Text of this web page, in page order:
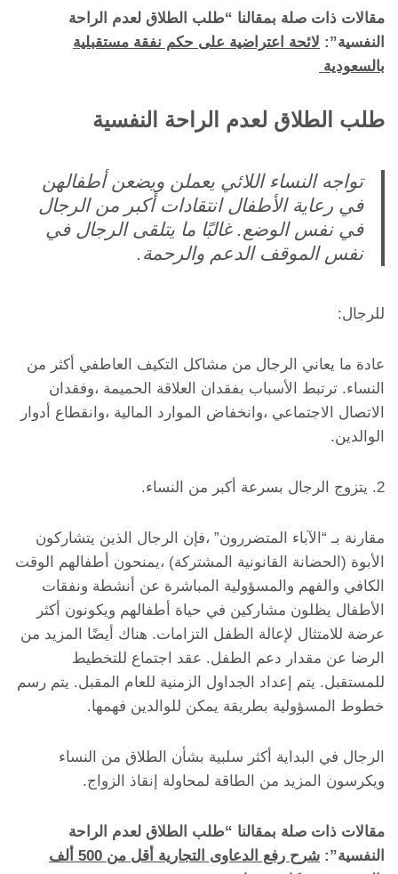
مقالات ذات صلة بمقالنا “طلب الطلاق لعدم الراحة
النفسية”: لائحة اعتراضية على حكم نفقة مستقبلية
بالسعودية
طلب الطلاق لعدم الراحة النفسية
تواجه النساء اللائي يعملن ويضعن أطفالهن
في رعاية الأطفال انتقادات أكبر من الرجال
في نفس الوضع. غالبًا ما يتلقى الرجال في
نفس الموقف الدعم والرحمة.
للرجال:
عادة ما يعاني الرجال من مشاكل التكيف العاطفي أكثر من
النساء. ترتبط الأسباب بفقدان العلاقة الحميمة ،وفقدان
الاتصال الاجتماعي ،وانخفاض الموارد المالية ،وانقطاع أدوار
الوالدين.
2. يتزوج الرجال بسرعة أكبر من النساء.
مقارنة بـ “الآباء المتضررون” ،فإن الرجال الذين يتشاركون
الأبوة (الحضانة القانونية المشتركة) ،يمنحون أطفالهم الوقت
الكافي والفهم والمسؤولية المباشرة عن أنشطة ونفقات
الأطفال يظلون مشاركين في حياة أطفالهم ويكونون أكثر
عرضة للامتثال لإعالة الطفل التزامات. هناك أيضًا المزيد من
الرضا عن مقدار دعم الطفل. عقد اجتماع للتخطيط
للمستقبل. يتم إعداد الجداول الزمنية للعام المقبل. يتم رسم
خطوط المسؤولية بطريقة يمكن للوالدين فهمها.
الرجال في البداية أكثر سلبية بشأن الطلاق من النساء
ويكرسون المزيد من الطاقة لمحاولة إنقاذ الزواج.
مقالات ذات صلة بمقالنا “طلب الطلاق لعدم الراحة
النفسية”:
شرح رفع الدعاوى التجارية أقل من 500 ألف